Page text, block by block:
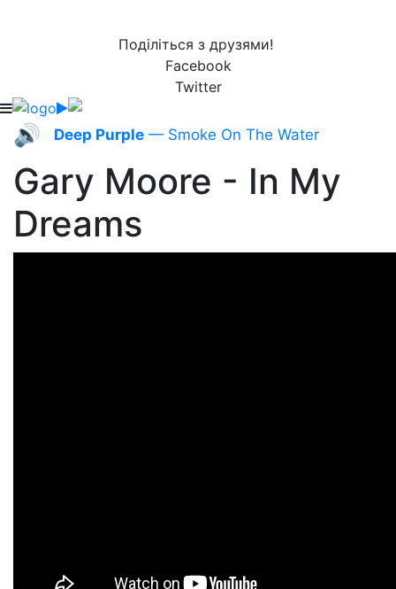
Поділіться з друзями!
Facebook
Twitter
🔊 Deep Purple — Smoke On The Water
Gary Moore - In My
Dreams